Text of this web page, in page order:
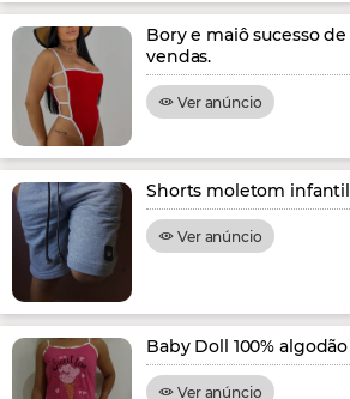
Bory e maiô sucesso de
vendas.
Ver anúncio
Shorts moletom infantil
Ver anúncio
Baby Doll 100% algodão
Ver anúncio